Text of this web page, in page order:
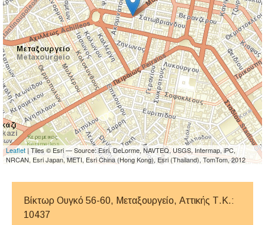
Leaflet | Tiles © Esri — Source: Esri, DeLorme, NAVTEQ, USGS, Intermap, iPC,
NRCAN, Esri Japan, METI, Esri China (Hong Kong), Esri (Thailand), TomTom, 2012
Βίκτωρ Ουγκό 56-60, Μεταξουργείο, Αττικής Τ.Κ.:
10437